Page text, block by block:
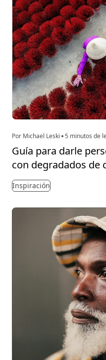
Por Michael Leski 5 minutos de
Guía para darle
con degradados de
Inspiración